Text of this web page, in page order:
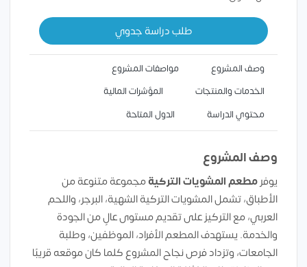
طلب دراسة جدوي
وصف المشروع
مواصفات المشروع
الخدمات والمنتجات
المؤشرات المالية
محتوي الدراسة
الدول المتاحة
وصف المشروع
يوفرمطعم المشويات التركيةمجموعة متنوعة من
الأطباق، تشمل المشويات التركية الشهية، البرجر، واللحم
العربي، مع التركيز على تقديم مستوى عالٍ من الجودة
والخدمة. يستهدف المطعم الأفراد، الموظفين، وطلبة
الجامعات، وتزداد فرص نجاح المشروع كلما كان موقعه قريبًا